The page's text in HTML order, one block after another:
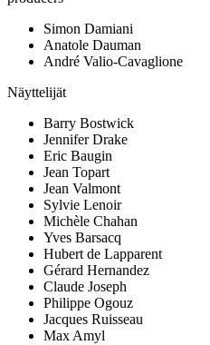
Simon Damiani
Anatole Dauman
André Valio-Cavaglione
Näyttelijät
Barry Bostwick
Jennifer Drake
Eric Baugin
Jean Topart
Jean Valmont
Sylvie Lenoir
Michèle Chahan
Yves Barsacq
Hubert de Lapparent
Gérard Hernandez
Claude Joseph
Philippe Ogouz
Jacques Ruisseau
Max Amyl